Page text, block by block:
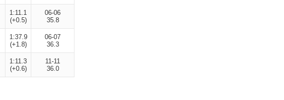
1:11.1
(+0.5)
06-06
35.8
1:37.9
(+1.8)
06-07
36.3
1:11.3
(+0.6)
11-11
36.0